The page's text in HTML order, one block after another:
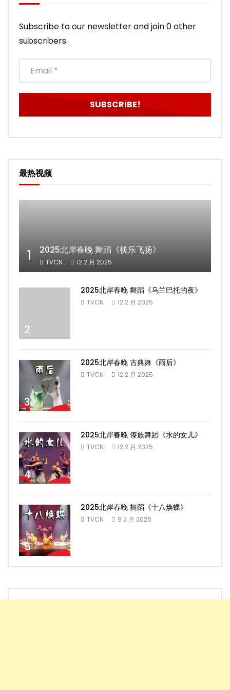
Subscribe to our newsletter and join 0 other
subscribers.
最热视频
1 2025北岸春晚 舞蹈《筷乐飞扬》
TVCN 12 2 月 2025
2
2025北岸春晚 舞蹈《乌兰巴托的夜》
TVCN 12 2 月 2025
3
2025北岸春晚 古典舞《雨后》
TVCN 12 2 月 2025
4
2025北岸春晚 傣族舞蹈《水的女儿》
TVCN 12 2 月 2025
5
2025北岸春晚 舞蹈《十八焕蝶》
TVCN 9 2 月 2025